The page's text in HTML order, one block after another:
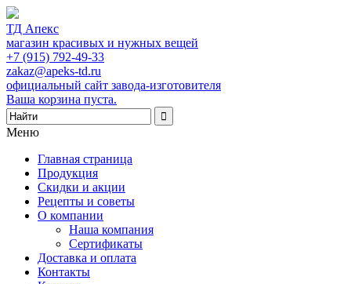
ТД Апекс
магазин красивых и нужных вещей
+7 (915) 792-49-33
zakaz@apeks-td.ru
официальный сайт завода-изготовителя
Ваша корзина пуста.
Меню
Главная страница
Продукция
Скидки и акции
Рецепты и советы
О компании
Наша компания
Сертификаты
Доставка и оплата
Контакты